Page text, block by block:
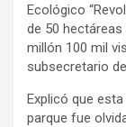
Ecológico
de 50
millón 100 mil
subsecretario
Explicó que
parque fue